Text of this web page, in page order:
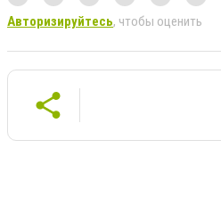
Авторизируйтесь, чтобы оценить